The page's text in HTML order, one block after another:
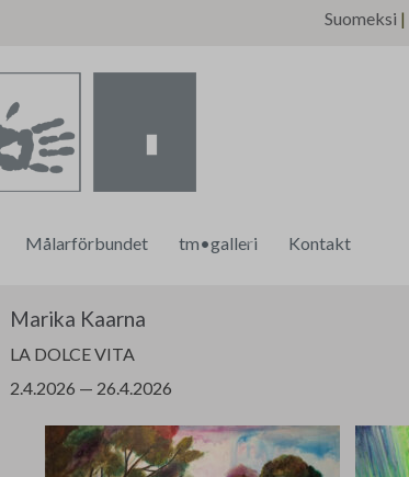
Suomeksi |
Målarförbundet tm•galleri Kontakt
Marika Kaarna
LA DOLCE VITA
2.4.2026 — 26.4.2026